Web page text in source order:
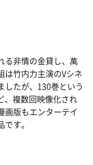
る非情の金貸し、萬
は竹内力主演のVシネ
したが、130巻という
、複数回映像化され
画版もエンターテイ
す。